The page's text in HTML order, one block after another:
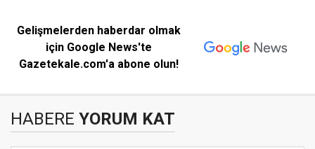
Gelişmelerden haberdar olmak
için Google News'te
Gazetekale.com'a abone olun!
HABERE YORUM KAT